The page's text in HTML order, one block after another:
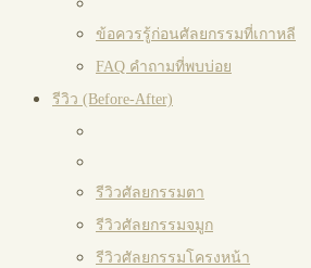
ข้อควรรู้ก่อนศัลยกรรมที่เกาหลี
FAQ คำถามที่พบบ่อย
รีวิว (Before-After)
รีวิวศัลยกรรมตา
รีวิวศัลยกรรมจมูก
รีวิวศัลยกรรมโครงหน้า